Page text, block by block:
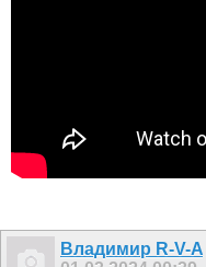
Владимир R-V-A